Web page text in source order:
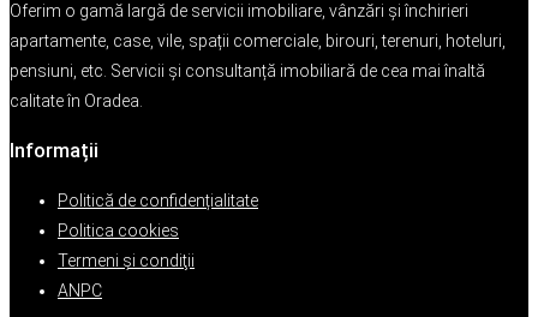
Oferim o gamă largă de servicii imobiliare, vânzări și închirieri
apartamente, case, vile, spații comerciale, birouri, terenuri, hoteluri,
pensiuni, etc. Servicii și consultanță imobiliară de cea mai înaltă
calitate în Oradea.
Informații
Politică de confidențialitate
Politica cookies
Termeni şi condiţii
ANPC